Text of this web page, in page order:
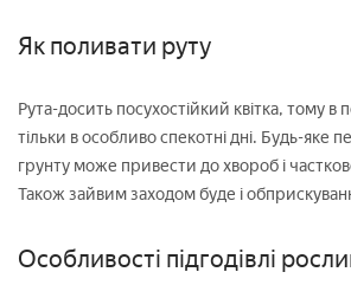
Як поливати руту
Рута-досить посухостійкий квітка, тому в
тільки в особливо спекотні дні. Будь-яке
грунту може привести до хвороб і
Також зайвим заходом буде і
Особливості підгодівлі